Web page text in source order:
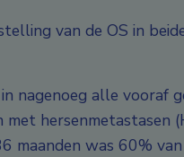
van de OS in
nagenoeg alle vooraf
hersenmetastasen
maanden was 60%